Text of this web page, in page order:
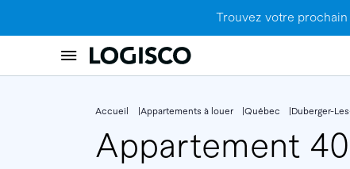
Trouvez votre
Accueil Appartements à louer Québec Duberger-
Appartement